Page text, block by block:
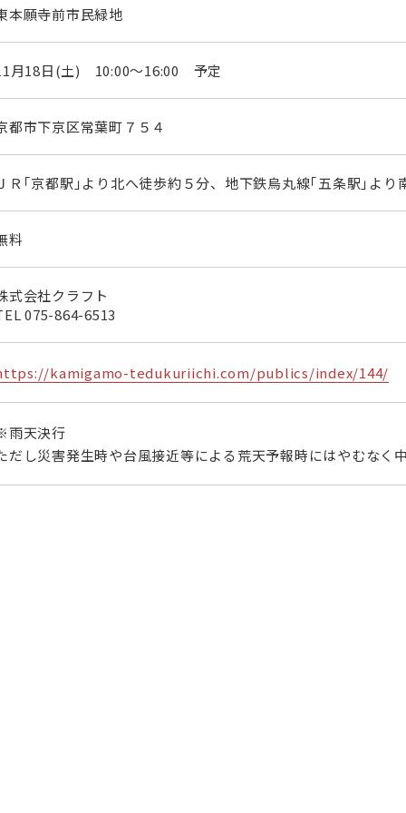
本願寺前市民緑地
月18日(土) 10:00～16:00 予定
都市下京区常葉町７５４
Ｒ｢京都駅｣より北へ徒歩約５分、地下鉄烏丸線｢五条駅｣より
料
式会社クラフト
075-864-6513
kamigamo-tedukuriichi.com/publics/index/144/
雨天決行
だし災害発生時や台風接近等による荒天予報時にはやむなく